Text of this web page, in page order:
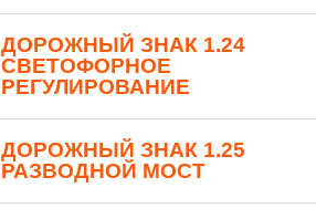
ДОРОЖНЫЙ ЗНАК 1.24
СВЕТОФОРНОЕ
РЕГУЛИРОВАНИЕ
ДОРОЖНЫЙ ЗНАК 1.25
РАЗВОДНОЙ МОСТ